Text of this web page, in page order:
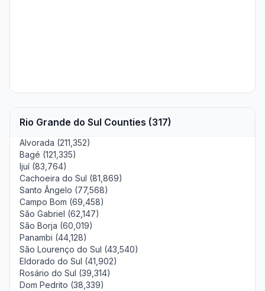
Rio Grande do Sul Counties (317)
Alvorada (211,352)
Bagé (121,335)
Ijuí (83,764)
Cachoeira do Sul (81,869)
Santo Ângelo (77,568)
Campo Bom (69,458)
São Gabriel (62,147)
São Borja (60,019)
Panambi (44,128)
São Lourenço do Sul (43,540)
Eldorado do Sul (41,902)
Rosário do Sul (39,314)
Dom Pedrito (38,339)